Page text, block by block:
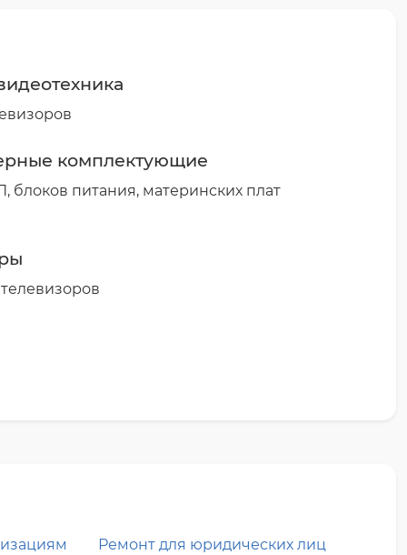
комплектующие
блоков питания, материнских плат
Ремонт для юридических лиц